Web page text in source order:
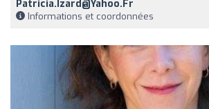
Patricia.Izard@yahoo.fr
Informations et coordonnées